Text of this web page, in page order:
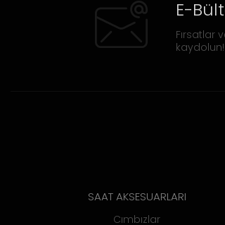
E-
Fırsatlar
kaydolun!
SAAT AKSESUARLARI
Cımbızlar